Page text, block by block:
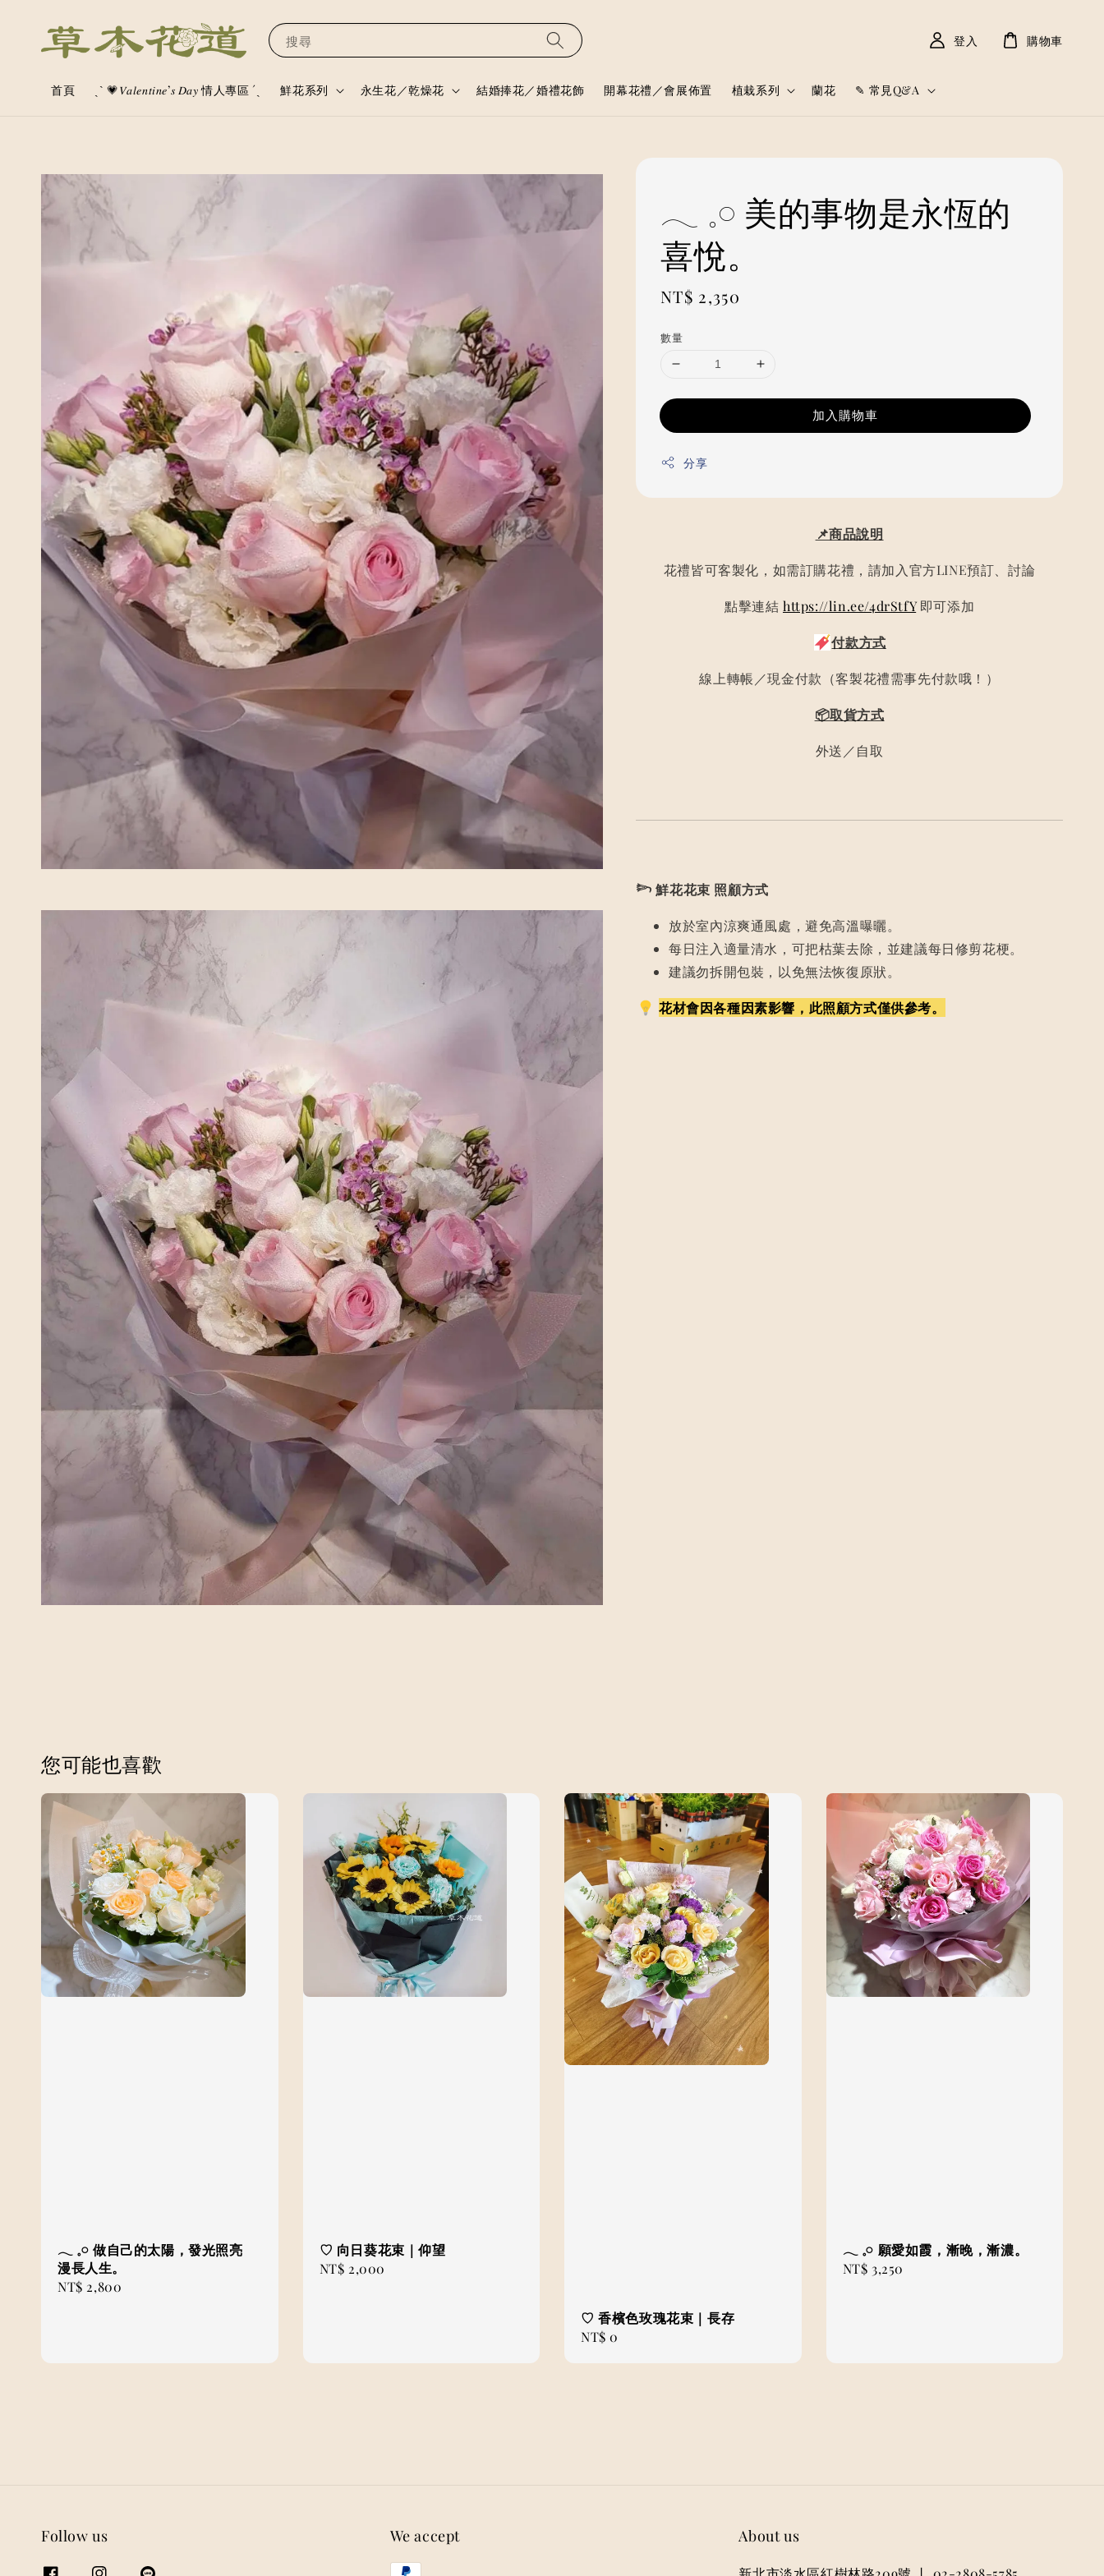
搜尋
首頁 ˏˋ 💗𝑉𝑎𝑙𝑒𝑛𝑡𝑖𝑛𝑒’𝑠 𝐷𝑎𝑦 情人專區 ´ˎ 鮮花系列 永生花／乾燥花 結婚捧花／婚禮花飾 開幕花禮／會展佈置 植栽系列 蘭花 ✎ 常見Q&A
登入 購物車
𓂃 𓈒𓏸 美的事物是永恆的
喜悅。
Regular
NT$ 2,350
數量
加入購物車
分享
📌商品說明
花禮皆可客製化，如需訂購花禮，請加入官方LINE預訂、討論
點擊連結 https://lin.ee/4drStfY即可添加
付款方式
線上轉帳／現金付款（客製花禮需事先付款哦！）
📦取貨方式
外送／自取
𓆸 鮮花花束 照顧方式
放於室內涼爽通風處，避免高溫曝曬。
每日注入適量清水，可把枯葉去除，並建議每日修剪花梗。
建議勿拆開包裝，以免無法恢復原狀。
花材會因各種因素影響，此照顧方式僅供參考。
您可能也喜歡
𓂃 𓈒𓏸 做自己的太陽，發光照亮
漫長人生。
Regular
NT$ 2,800
♡ 向日葵花束｜仰望
Regular
NT$ 2,000
♡ 香檳色玫瑰花束｜長存
Regular
NT$ 0
𓂃 𓈒𓏸 願愛如霞，漸晚，漸濃。
Regular
NT$ 3,250
Follow us We accept About us